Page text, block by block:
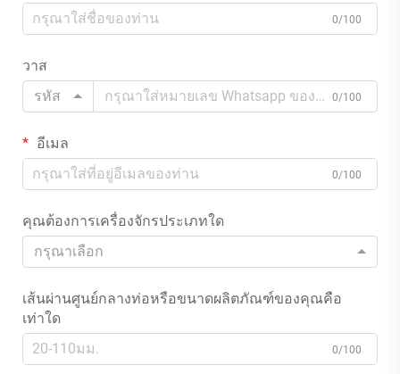
0/100
วาส
รหัส
0/100
อีเมล
0/100
คุณต้องการเครื่องจักรประเภทใด
กรุณาเลือก
เส้นผ่านศูนย์กลางท่อหรือขนาดผลิตภัณฑ์ของคุณคือ
เท่าใด
0/100